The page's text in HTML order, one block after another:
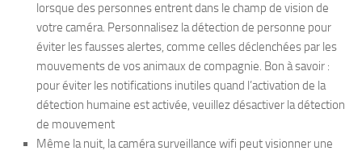
lorsque des personnes entrent dans le champ de vision de
votre caméra. Personnalisez la détection de personne pour
éviter les fausses alertes, comme celles déclenchées par les
mouvements de vos animaux de compagnie. Bon à savoir :
pour éviter les notifications inutiles quand l’activation de la
détection humaine est activée, veuillez désactiver la détection
de mouvement
Même la nuit, la caméra surveillance wifi peut visionner une